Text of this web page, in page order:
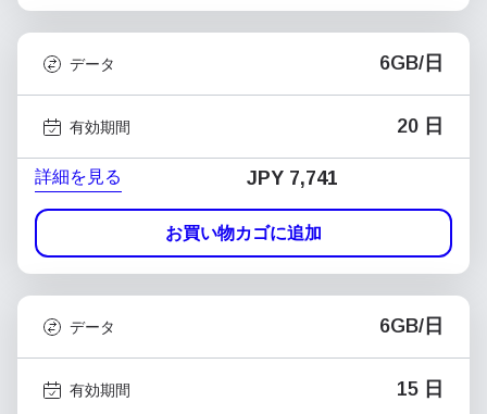
データ 6GB/日
有効期間 20 日
詳細を見る JPY 7,741
お買い物カゴに追加
データ 6GB/日
有効期間 15 日